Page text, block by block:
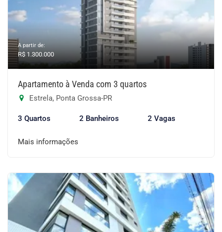
A partir de:
R$ 1.300.000
Apartamento à Venda com 3 quartos
Estrela, Ponta Grossa-PR
3 Quartos 2 Banheiros 2 Vagas
Mais informações